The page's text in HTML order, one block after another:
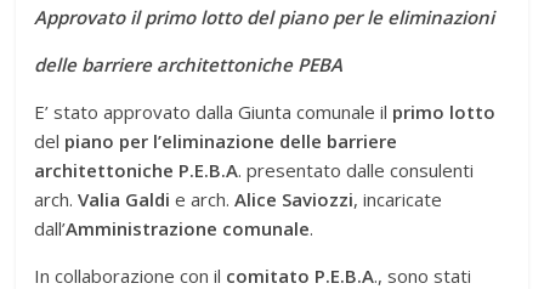
Approvato il primo lotto del piano per le eliminazioni
delle barriere architettoniche PEBA
E’ stato approvato dalla Giunta comunale il primo lotto
del piano per l’eliminazione delle barriere
architettoniche P.E.B.A. presentato dalle consulenti
arch.Valia Galdi e arch.Alice Saviozzi, incaricate
dall’Amministrazione comunale.
In collaborazione con il comitato P.E.B.A., sono stati